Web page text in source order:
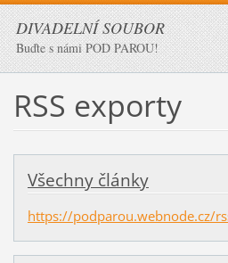
DIVADELNÍ SOUBOR
Buďte s námi POD PAROU!
RSS exporty
Všechny články
https://podparou.webnode.cz/